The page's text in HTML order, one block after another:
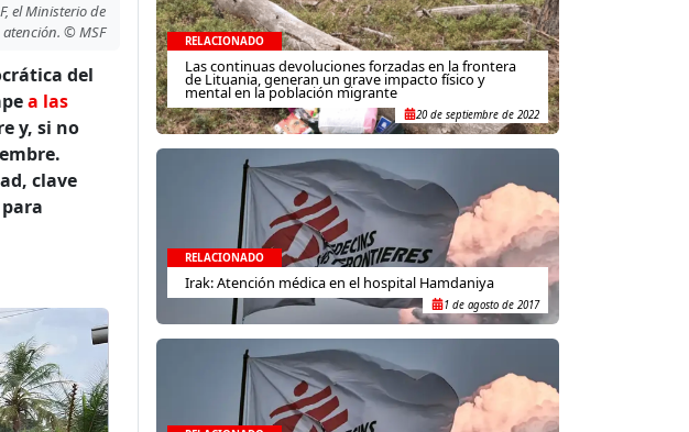
el Ministerio de
© MSF
del
a las
y, si no
clave
RELACIONADO
Las continuas devoluciones forzadas en la frontera
de Lituania, generan un grave impacto físico y
mental en la población migrante
20 de septiembre de 2022
RELACIONADO
Irak: Atención médica en el hospital Hamdaniya
1 de agosto de 2017